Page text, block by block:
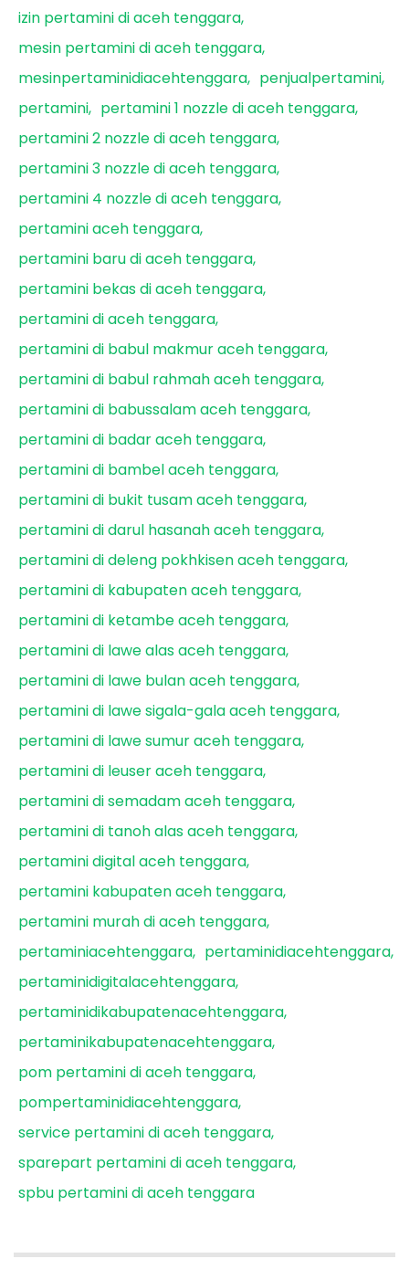
izin pertamini di aceh tenggara
mesin pertamini di aceh tenggara
mesinpertaminidiacehtenggara
penjualpertamini
pertamini
pertamini 1 nozzle di aceh tenggara
pertamini 2 nozzle di aceh tenggara
pertamini 3 nozzle di aceh tenggara
pertamini 4 nozzle di aceh tenggara
pertamini aceh tenggara
pertamini baru di aceh tenggara
pertamini bekas di aceh tenggara
pertamini di aceh tenggara
pertamini di babul makmur aceh tenggara
pertamini di babul rahmah aceh tenggara
pertamini di babussalam aceh tenggara
pertamini di badar aceh tenggara
pertamini di bambel aceh tenggara
pertamini di bukit tusam aceh tenggara
pertamini di darul hasanah aceh tenggara
pertamini di deleng pokhkisen aceh tenggara
pertamini di kabupaten aceh tenggara
pertamini di ketambe aceh tenggara
pertamini di lawe alas aceh tenggara
pertamini di lawe bulan aceh tenggara
pertamini di lawe sigala-gala aceh tenggara
pertamini di lawe sumur aceh tenggara
pertamini di leuser aceh tenggara
pertamini di semadam aceh tenggara
pertamini di tanoh alas aceh tenggara
pertamini digital aceh tenggara
pertamini kabupaten aceh tenggara
pertamini murah di aceh tenggara
pertaminiacehtenggara
pertaminidiacehtenggara
pertaminidigitalacehtenggara
pertaminidikabupatenacehtenggara
pertaminikabupatenacehtenggara
pom pertamini di aceh tenggara
pompertaminidiacehtenggara
service pertamini di aceh tenggara
sparepart pertamini di aceh tenggara
spbu pertamini di aceh tenggara